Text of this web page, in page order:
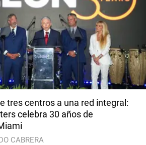
tres centros a una red integral:
celebra 30 años de
CABRERA